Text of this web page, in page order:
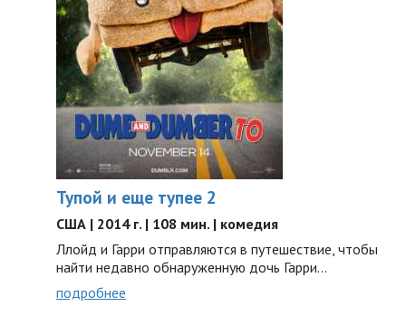
Тупой и еще тупее 2
США | 2014 г. | 108 мин. | комедия
Ллойд и Гарри отправляются в путешествие, чтобы
найти недавно обнаруженную дочь Гарри…
подробнее